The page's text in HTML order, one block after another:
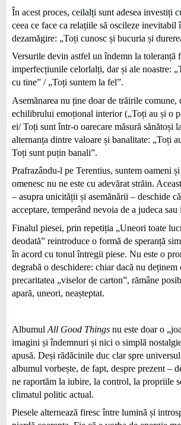
În acest proces, ceilalți sunt adesea investiți
ceea ce face ca relațiile să oscileze inevitabil
dezamăgire: „Toți cunosc și bucuria și
Versurile devin astfel un îndemn la toleranță
imperfecțiunile celorlalți, dar și ale noastre:
cu tine” / „Toți suntem la fel”.
Asemănarea nu ține doar de trăirile comune,
echilibrului emoțional interior („Toți au și o
ei/ Toți sunt într-o oarecare măsură sănătoși
alternanța dintre valoare și banalitate: „Toți
Toți sunt puțin banali”.
Prafrazându-l pe Terentius, suntem oameni
omenesc nu ne este cu adevărat străin.
– asupra unicității și asemănării – deschide
acceptare, temperând nevoia de a judeca sau
Finalul piesei, prin repetiția „Uneori toate
deodată” reintroduce o formă de speranță
în acord cu tonul întregii piese. Nu este o
degrabă o deschidere: chiar dacă nu
precaritatea „viselor de carton”, rămâne
apară, uneori, neașteptat.
Albumul All Good Thingsnu este doar o
imagini și îndemnuri și nici o simplă
apusă. Deși rădăcinile duc clar spre
albumul vorbește, de fapt, despre prezent –
ne raportăm la iubire, la control, la propriile
climatul politic actual.
Piesele alternează firesc între lumină și